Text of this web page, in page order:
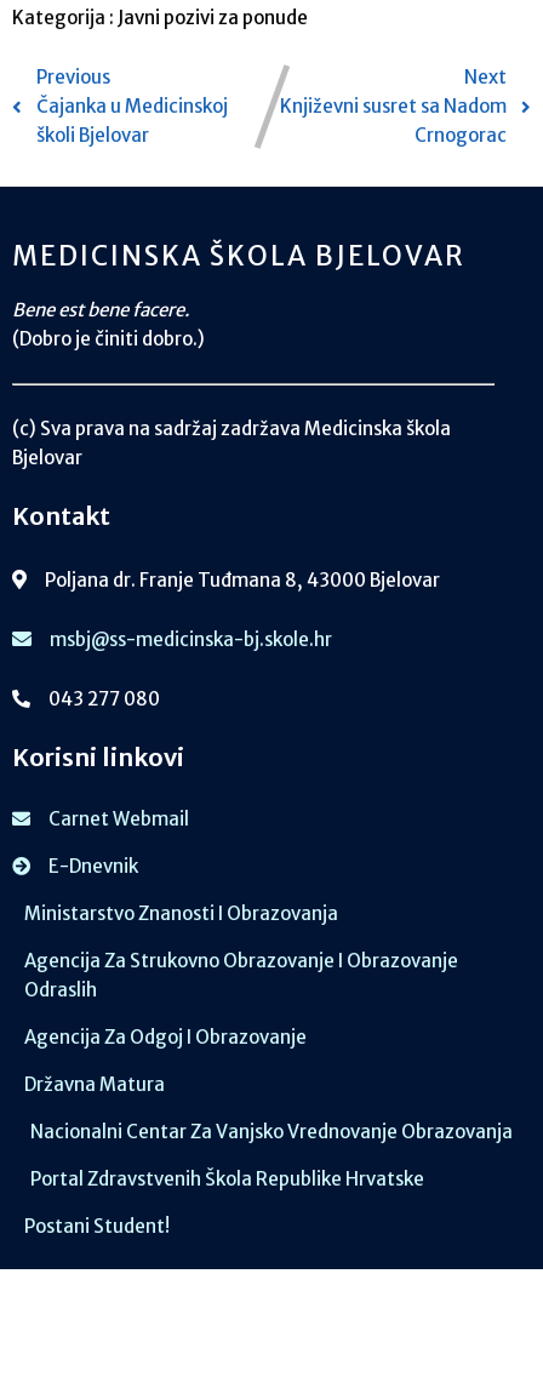
Kategorija : Javni pozivi za ponude
Previous
Čajanka u Medicinskoj
školi Bjelovar
Next
Književni susret sa Nadom
Crnogorac
MEDICINSKA ŠKOLA BJELOVAR
Bene est bene facere.
(Dobro je činiti dobro.)
(c) Sva prava na sadržaj zadržava Medicinska škola
Bjelovar
Kontakt
Poljana dr. Franje Tuđmana 8, 43000 Bjelovar
msbj@ss-medicinska-bj.skole.hr
043 277 080
Korisni linkovi
Carnet Webmail
E-Dnevnik
Ministarstvo Znanosti I Obrazovanja
Agencija Za Strukovno Obrazovanje I Obrazovanje
Odraslih
Agencija Za Odgoj I Obrazovanje
Državna Matura
Nacionalni Centar Za Vanjsko Vrednovanje Obrazovanja
Portal Zdravstvenih Škola Republike Hrvatske
Postani Student!